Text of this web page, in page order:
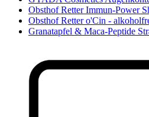
Obsthof Retter Immun-Power
Obsthof Retter o'Cin -
Granatapfel & Maca-Peptide